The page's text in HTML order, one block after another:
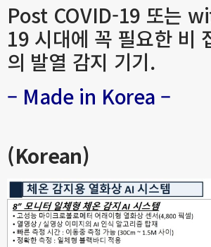
Post COVID-19 또는
19 시대에 꼭 필요한 비
의 발열 감지 기기.
– Made in Korea –
(Korean)